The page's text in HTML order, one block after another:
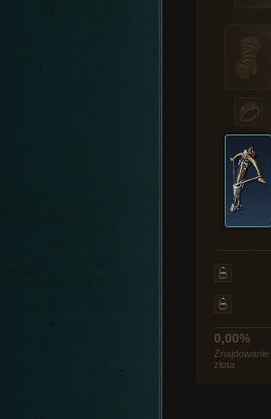
0,00%
Znajdowanie
złota